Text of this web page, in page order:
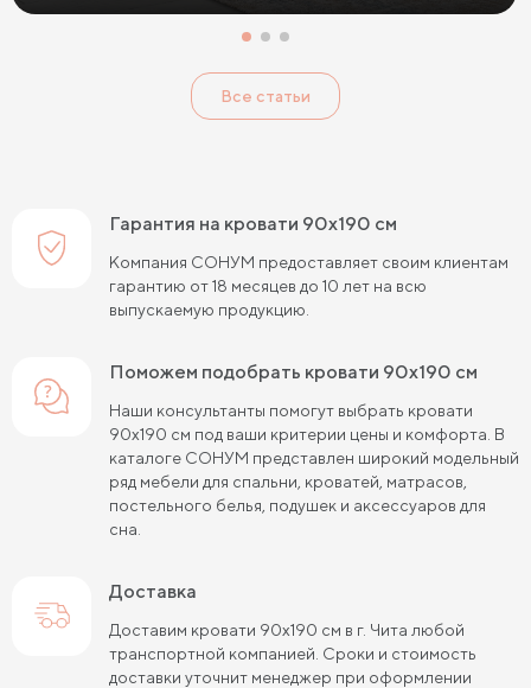
Кровати с мягким изголовьем Кровати светлых цветов
Кровати белого цвета
Кровати цвета графит Кровати желтого цвета
Кровати красного цвета Кровати оранжевого цвета
Кровати розового цвета Кровати серого цвета
Кровати синего цвета Кровати фиолетового цвета
Кровати черного цвета
Кровати шириной 90 см Кровати шириной 120 см
Кровати шириной 140 см Кровати шириной 160 см
Все статьи
Гарантия на кровати 90х190 см
Компания СОНУМ предоставляет своим клиентам
гарантию от 18 месяцев до 10 лет на всю
выпускаемую продукцию.
Поможем подобрать кровати 90х190 см
Наши консультанты помогут выбрать кровати
90х190 см под ваши критерии цены и комфорта. В
каталоге СОНУМ представлен широкий модельный
ряд мебели для спальни, кроватей, матрасов,
постельного белья, подушек и аксессуаров для
сна.
Доставка
Доставим кровати 90х190 см в г. Чита любой
транспортной компанией. Сроки и стоимость
доставки уточнит менеджер при оформлении